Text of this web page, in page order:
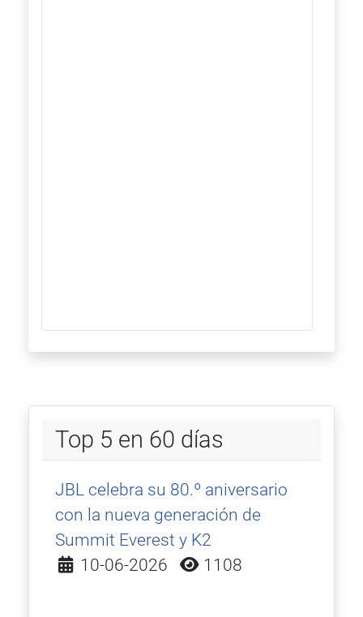
Top 5 en 60 días
JBL celebra su 80.º aniversario
con la nueva generación de
Summit Everest y K2
Detalles
10-06-2026 1108